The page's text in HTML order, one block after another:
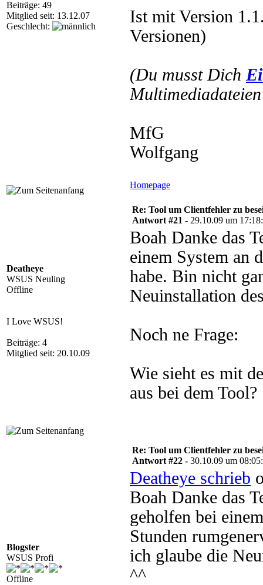
Beiträge: 49
Mitglied seit: 13.12.07
Geschlecht:
Ist mit Version
Versionen)
(Du musst Dich
MfG
Wolfgang
Homepage
Deatheye
WSUS Neuling
Offline
I Love WSUS!
Beiträge: 4
Mitglied seit: 20.10.09
Re: Tool um Clientfehler zu
Antwort #21 - 29.10.09 um
Boah Danke das
einem System an
habe. Bin nicht
Neuinstallation
Noch ne Frage:
Wie sieht es mit
aus bei dem Tool?
Blogster
WSUS Profi
Offline
Re: Tool um Clientfehler zu
Antwort #22 - 30.10.09 um
Deatheye schrieb
Boah Danke das
geholfen bei
Stunden
ich glaube die
^^